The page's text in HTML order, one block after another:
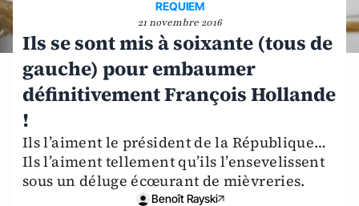
REQUIEM
21 novembre 2016
Ils se sont mis à soixante (tous de
gauche) pour embaumer
définitivement François Hollande
!
Ils l’aiment le président de la République…
Ils l’aiment tellement qu’ils l’ensevelissent
sous un déluge écœurant de mièvreries.
Benoît Rayski